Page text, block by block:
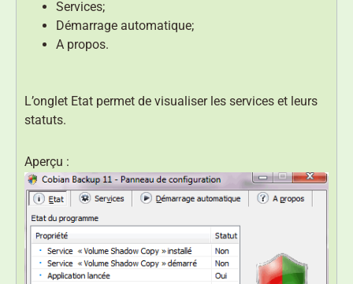
Services;
Démarrage automatique;
A propos.
L’onglet Etat permet de visualiser les services et leurs
statuts.
Aperçu :